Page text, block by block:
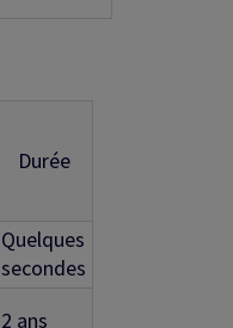
Durée
Quelques
secondes
2 ans